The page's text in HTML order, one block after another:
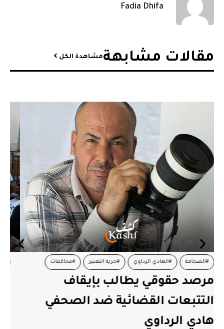
Fadia Dhifa
مقالات مشابهة​مشاهدة الكل
#اعتصام #القصرين #معطلين
القصرين.. المعطلون من أصحاب
الشهائد العليا يعتصمون أمام
الولاية بداية من 13 أوت